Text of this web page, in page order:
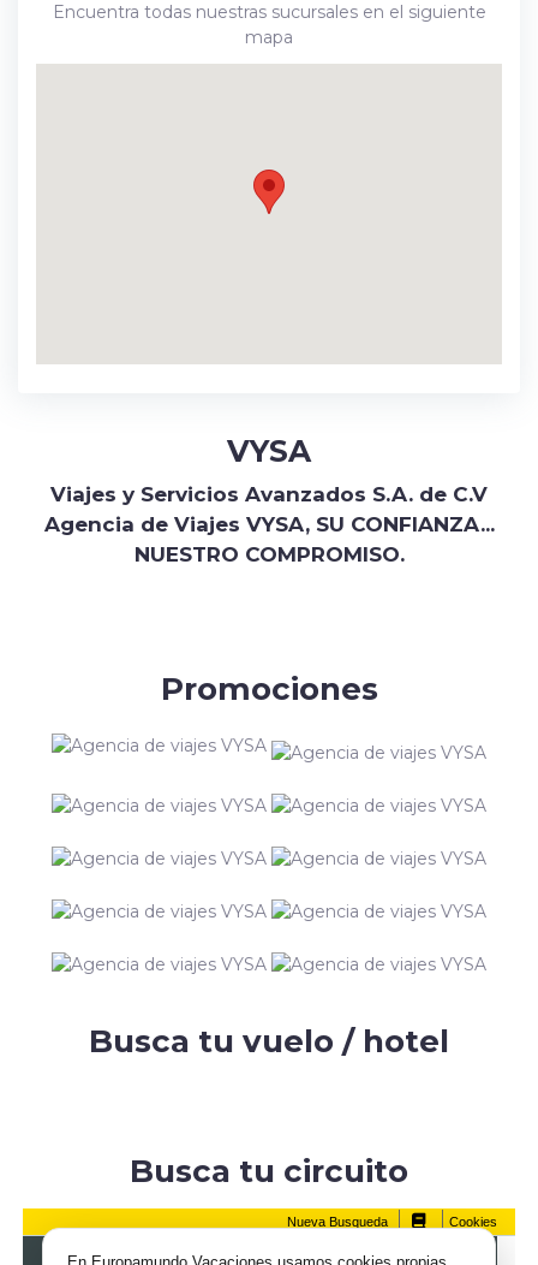
Encuentra todas nuestras sucursales en el siguiente
mapa
VYSA
Viajes y Servicios Avanzados S.A. de C.V
Agencia de Viajes VYSA, SU CONFIANZA...
NUESTRO COMPROMISO.
Promociones
Busca tu vuelo / hotel
Busca tu circuito